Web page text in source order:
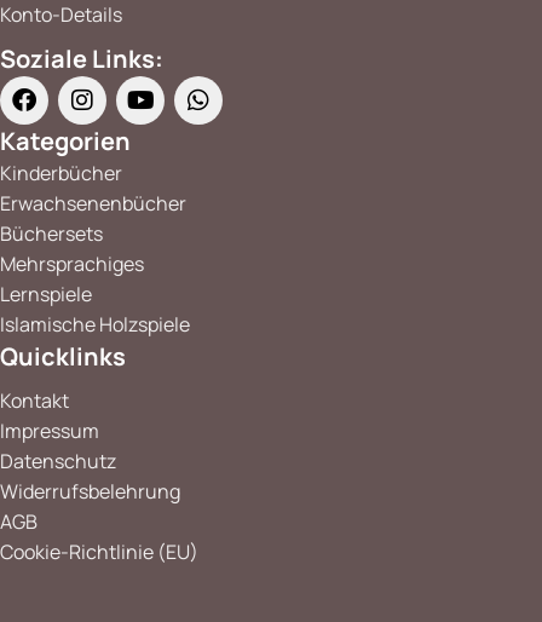
Konto-Details
Soziale Links:
Kategorien
Kinderbücher
Erwachsenenbücher
Büchersets
Mehrsprachiges
Lernspiele
Islamische Holzspiele
Quicklinks
Kontakt
Impressum
Datenschutz
Widerrufsbelehrung
AGB
Cookie-Richtlinie (EU)